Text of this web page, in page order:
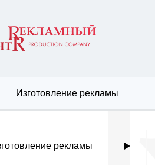
Изготовление рекламы
рекламы